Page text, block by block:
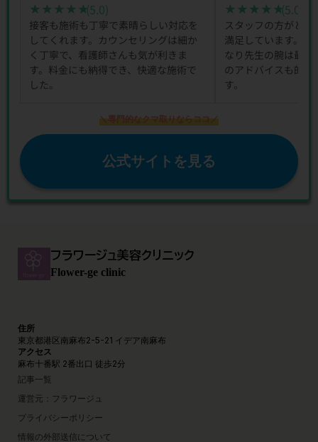
★★★★★
★★★★★(5.0)
接客も施術も丁寧で素晴らしい対応を
してくれます。カウンセリングは細か
く丁寧で、看護師さんも気が利きま
す。料金にも納得でき、快適な施術で
した。
★★★★★
★★★★★(5.0)
スタッフの方がと
満足しています。
なり先生の腕は最
のアドバイスも的確
す。
＼専門的なクマ取りならココ／
公式サイトを見る
フラワージュ美容クリニック
Flower-ge clinic
住所
東京都港区南麻布2-5-21 イデア南麻布
アクセス
麻布十番駅 2番出口 徒歩2分
記事一覧
運営元：フラワージュ
プライバシーポリシー
情報の外部送信について